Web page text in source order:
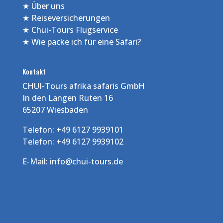
★ Über uns
★ Reiseversicherungen
★ Chui-Tours Flugservice
★ Wie packe ich für eine Safari?
Kontakt
CHUI-Tours afrika safaris GmbH
In den Langen Ruten 16
65207 Wiesbaden
Telefon: +49 6127 9939101
Telefon: +49 6127 9939102
E-Mail: info@chui-tours.de